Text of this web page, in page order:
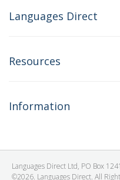
Languages Direct
Resources
Information
Languages Direct Ltd, PO Box
©2026. Languages Direct. All